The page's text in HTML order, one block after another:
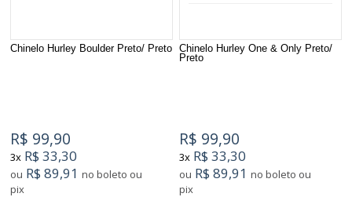
Chinelo Hurley Boulder Preto/ Preto
R$ 99,90
3x R$ 33,30
ou R$ 89,91 no boleto ou
pix
Chinelo Hurley One & Only Preto/
Preto
R$ 99,90
3x R$ 33,30
ou R$ 89,91 no boleto ou
pix